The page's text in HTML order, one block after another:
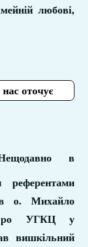
любові,
оточує
в
референтами
о. Михайло
УГКЦ у
вишкільний